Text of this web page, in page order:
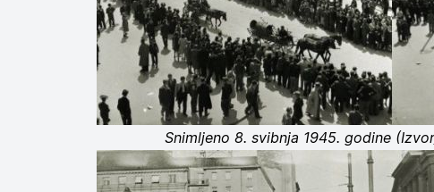
Snimljeno 8. svibnja 1945. godine